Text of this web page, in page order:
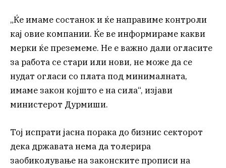
„Ќе имаме состанок и ќе направиме контроли
кај овие компании. Ќе ве информираме какви
мерки ќе преземеме. Не е важно дали огласите
за работа се стари или нови, не може да се
нудат огласи со плата под минималната,
имаме закон којшто е на сила“, изјави
министерот Дурмиши.
Тој испрати јасна порака до бизнис секторот
дека државата нема да толерира
заобиколување на законските прописи на